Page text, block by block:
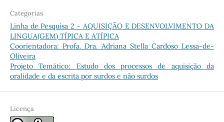
Categorias
Linha de Pesquisa 2 - AQUISIÇÃO E DESENVOLVIMENTO DA
LINGUA(GEM) TÍPICA E ATÍPICA
Coorientadora: Profa. Dra. Adriana Stella Cardoso Lessa-de-
Oliveira
Projeto Temático: Estudo dos processos de aquisição da
oralidade e da escrita por surdos e não surdos
Licença